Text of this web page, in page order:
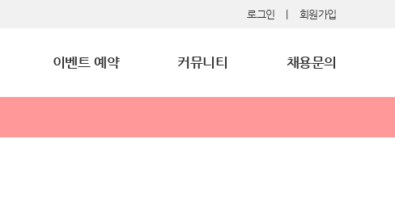
로그인 회원가입
이벤트 예약 커뮤니티 채용문의